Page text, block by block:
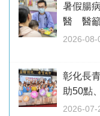
暑假腸
醫 醫籲
2026-08-
彰化長
助50點
2026-07-